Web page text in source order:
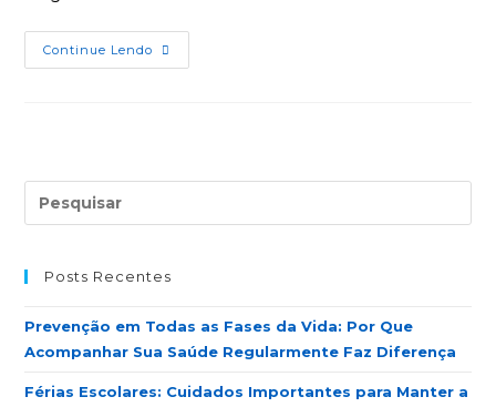
Continue Lendo
Posts Recentes
Prevenção em Todas as Fases da Vida: Por Que
Acompanhar Sua Saúde Regularmente Faz Diferença
Férias Escolares: Cuidados Importantes para Manter a